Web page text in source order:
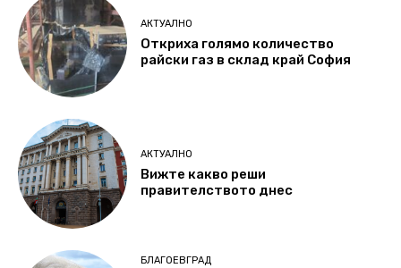
АКТУАЛНО
Откриха голямо количество
райски газ в склад край София
АКТУАЛНО
Вижте какво реши
правителството днес
БЛАГОЕВГРАД